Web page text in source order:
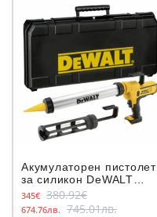
Акумулаторен пистолет
за силикон DeWALT
DCE581NK 18 V, 310-
600 ml
345€ 380.92€
674.76лв. 745.01лв.